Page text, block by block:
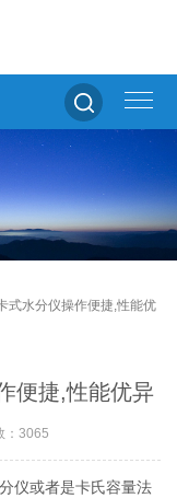
式水分仪操作便捷,性能优
便捷,性能优异
：3065
仪或者是卡氏容量法